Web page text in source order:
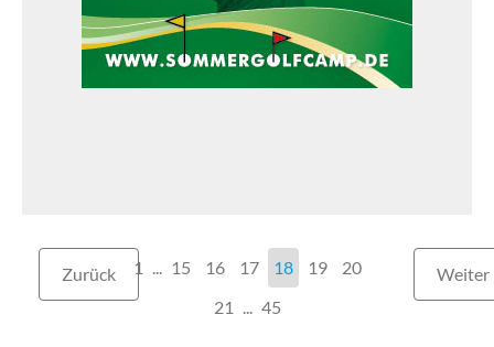
Zurück 1 15 16 17 18 19
20
21
45
Weiter